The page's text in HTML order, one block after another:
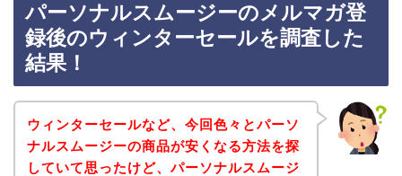
パーソナルスムージーのメルマガ登
録後のウィンターセールを調査した
結果！
ウィンターセールなど、今回色々とパーソ
ナルスムージーの商品が安くなる方法を探
していて思ったけど、パーソナルスムージ